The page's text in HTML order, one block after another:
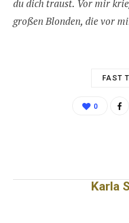
du dich traust. Vor mir
großen Blonden, die vor
FAST
0
Karla